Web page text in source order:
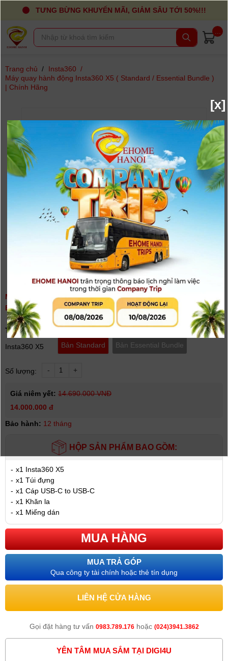
TƯNG BỪNG KHUYẾN MÃI, GIẢM SÂU TỚI 50%!!!
Trang chủ / Insta360 /
Máy quay hành động Insta360 X5 ( Standard / Essential Bundle )
| Chính Hãng
MÁY QUAY HÀNH ĐỘNG INSTA360 X5 ( STANDARD /
ESSENTIAL BUNDLE ) | CHÍNH HÃNG
người đánh giá)
Tình trạng:
Insta360 X5
Bản Standard Bản Essential Bundle
Số lượng: - +
Giá niêm yết: 14.690.000 VNĐ
14.000.000 đ
Bảo hành: 12 tháng
HỘP SẢN PHẨM BAO GỒM:
- x1 Insta360 X5
- x1 Túi đựng
- x1 Cáp USB-C to USB-C
- x1 Khăn la
- x1 Miếng dán
MUA HÀNG
MUA TRẢ GÓP
Qua công ty tài chính hoặc thẻ tín dụng
LIÊN HỆ CỬA HÀNG
Gọi đặt hàng tư vấn 0983.789.176hoặc (024)3941.3862
YÊN TÂM MUA SẮM TẠI DIGI4U
[x]